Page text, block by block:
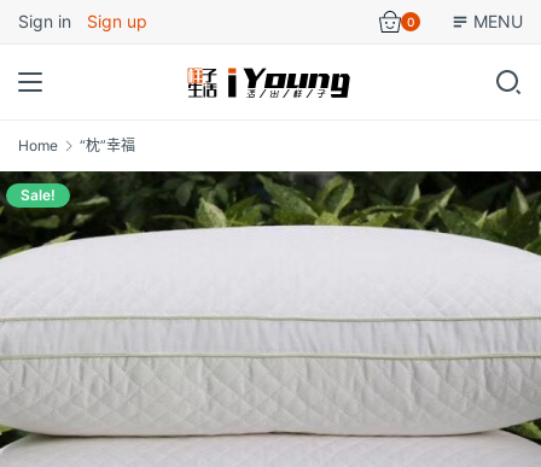
Sign in Sign up 0 MENU
Home “枕”幸福
Sale!